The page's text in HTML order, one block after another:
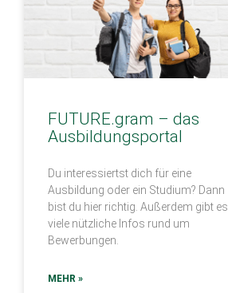
FUTURE.gram – das
Ausbildungsportal
Du interessiertst dich für eine
Ausbildung oder ein Studium? Dann
bist du hier richtig. Außerdem gibt es
viele nützliche Infos rund um
Bewerbungen.
MEHR »